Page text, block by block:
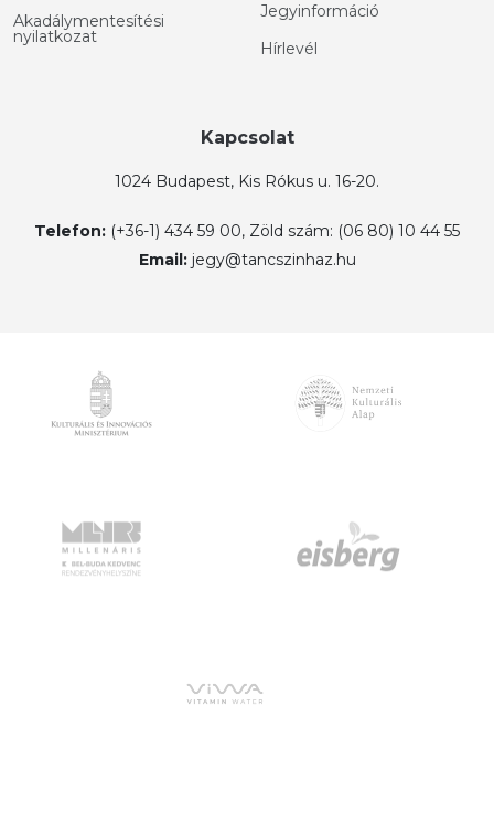
Akadálymentesítési
nyilatkozat
Jegyinformáció
Hírlevél
Kapcsolat
1024 Budapest, Kis Rókus u. 16-20.
Telefon: (+36-1) 434 59 00, Zöld szám: (06 80) 10 44 55
Email: jegy@tancszinhaz.hu